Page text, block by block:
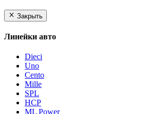
Закрыть
Линейки авто
Dieci
Uno
Cento
Mille
SPL
HCP
ML Power